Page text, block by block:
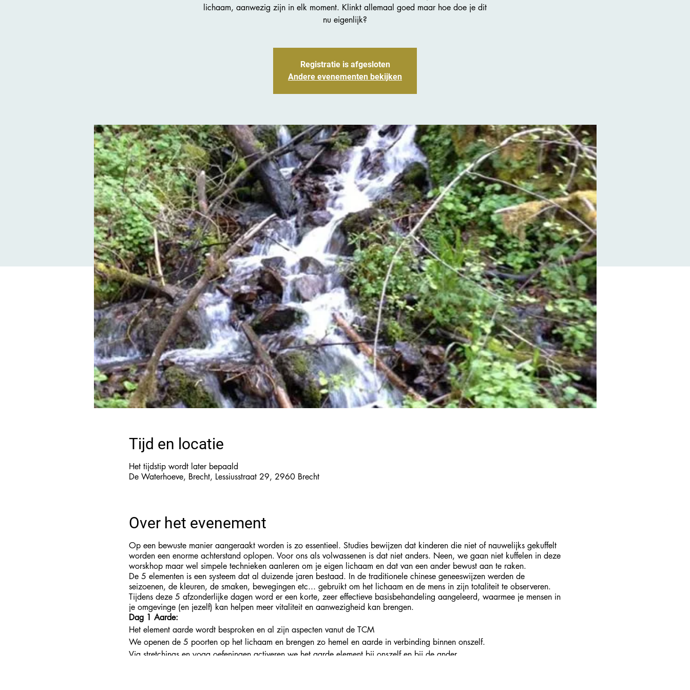
lichaam, aanwezig zijn in elk moment. Klinkt allemaal goed maar hoe doe je dit
nu eigenlijk?
Registratie is afgesloten
Andere evenementen bekijken
Tijd en locatie
Het tijdstip wordt later bepaald
De Waterhoeve, Brecht, Lessiusstraat 29, 2960 Brecht
Over het evenement
Op een bewuste manier aangeraakt worden is zo essentieel. Studies bewijzen dat kinderen die niet of nauwelijks gekuffelt
worden een enorme achterstand oplopen. Voor ons als volwassenen is dat niet anders. Neen, we gaan niet kuffelen in deze
worskhop maar wel simpele technieken aanleren om je eigen lichaam en dat van een ander bewust aan te raken.
De 5 elementen is een systeem dat al duizende jaren bestaad. In de traditionele chinese geneeswijzen werden de
seizoenen, de kleuren, de smaken, bewegingen etc... gebruikt om het lichaam en de mens in zijn totaliteit te observeren.
Tijdens deze 5 afzonderlijke dagen word er een korte, zeer effectieve basisbehandeling aangeleerd, waarmee je mensen in
je omgevinge (en jezelf) kan helpen meer vitaliteit en aanwezigheid kan brengen.
Dag 1 Aarde:
Het element aarde wordt besproken en al zijn aspecten vanut de TCM
We openen de 5 poorten op het lichaam en brengen zo hemel en aarde in verbinding binnen onszelf.
Via stretchings en yoga oefeningen activeren we het aarde element bij onszelf en bij de ander.